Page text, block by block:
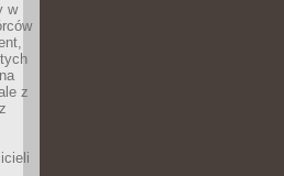
w
z